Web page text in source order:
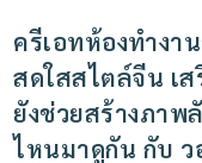
ครีเอทห้องทำงา
สดใสสไตล์จีน เ
ยังช่วยสร้างภาพ
ไหนมาดูกัน กับ ว